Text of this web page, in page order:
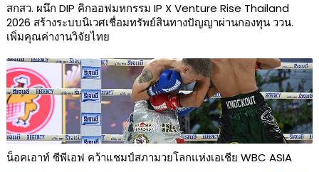
สกสว. ผนึก DIP คิกออฟมหกรรม IP X Venture Rise Thailand
2026 สร้างระบบนิเวศเชื่อมทรัพย์สินทางปัญญาผ่านกองทุน ววน.
เพิ่มคุณค่างานวิจัยไทย
น็อคเอาท์ ซีพีเอฟ คว้าแชมป์สภามวยโลกแห่งเอเชีย WBC ASIA